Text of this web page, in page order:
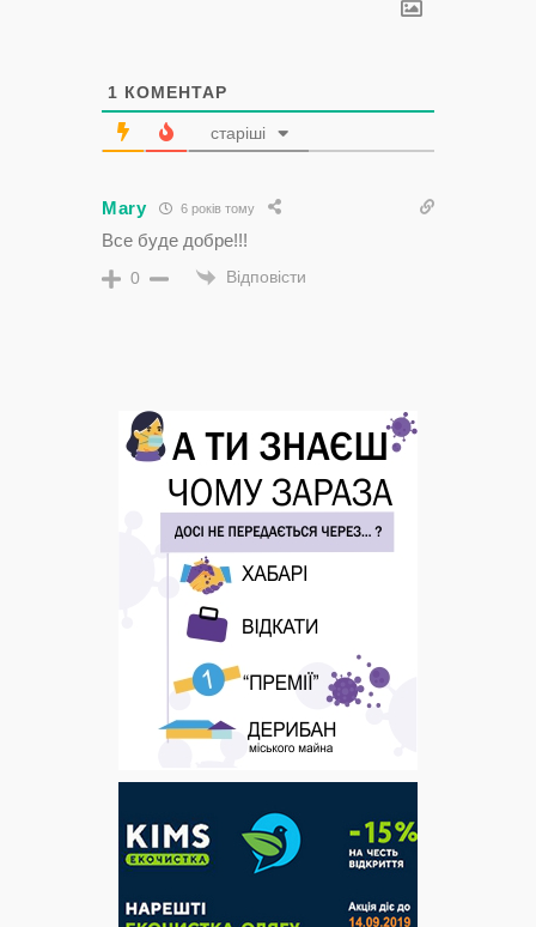
1 КОМЕНТАР
старіші
Mary 6 років тому
Все буде добре!!!
0 Відповісти